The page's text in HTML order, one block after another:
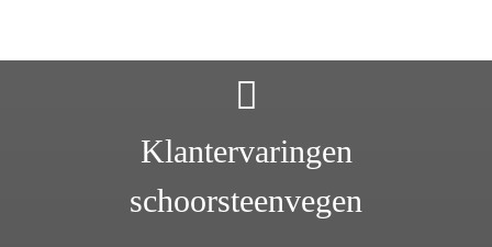
Klantervaringen
schoorsteenvegen